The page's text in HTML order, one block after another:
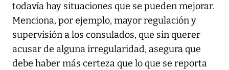
todavía hay situaciones que se pueden mejorar.
Menciona, por ejemplo, mayor regulación y
supervisión a los consulados, que sin querer
acusar de alguna irregularidad, asegura que
debe haber más certeza que lo que se reporta